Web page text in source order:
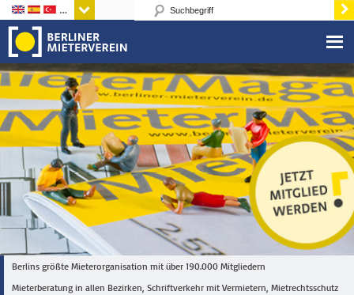
Sprachen
Berlins größte Mieterorganisation mit über 190.000 Mitgliedern
Mieterberatung in allen Bezirken, Schriftverkehr mit Vermietern, Mietrechtsschutz